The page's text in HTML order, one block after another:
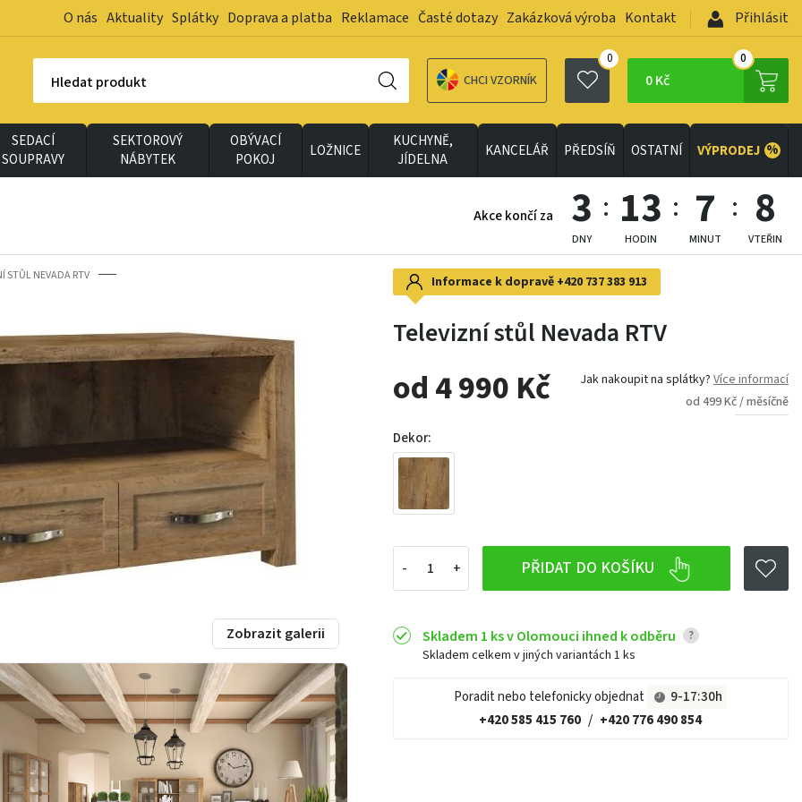
O nás Aktuality Splátky Doprava a platba Reklamace Časté dotazy Zakázková výroba Kontakt Přihlásit
Hledat produkt CHCI VZORNÍK
0
0 Kč
0
SEDACÍ
SOUPRAVY
SEKTOROVÝ
NÁBYTEK
OBÝVACÍ
POKOJ
LOŽNICE
KUCHYNĚ,
JÍDELNA
KANCELÁŘ PŘEDSÍŇ OSTATNÍ VÝPRODEJ %
Akce končí za 3
DNY
13
HODIN
7
MINUT
7
VTEŘIN
STŮL NEVADA RTV Informace k dopravě +420 737 383 913
Televizní stůl Nevada RTV
od 4 990 Kč Jak nakoupit na splátky? Více informací
od 499 Kč / měsíčně
Dekor:
PŘIDAT DO KOŠÍKU
Skladem 1 ks v Olomouci ihned k odběru ?
Skladem celkem v jiných variantách 1 ks
Poradit nebo telefonicky objednat
9-17:30h
+420 585 415 760 / +420 776 490 854
Zobrazit galerii